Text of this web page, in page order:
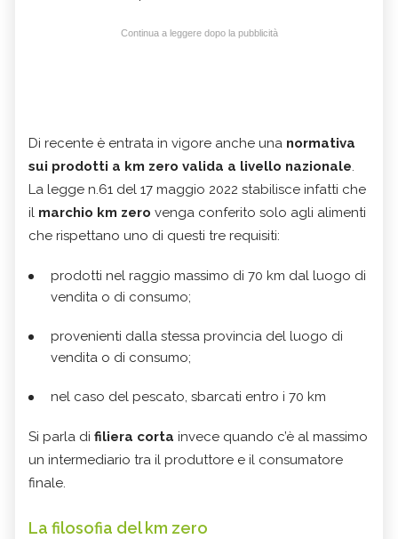
Continua a leggere dopo la pubblicità
Di recente è entrata in vigore anche una normativa
sui prodotti a km zero valida a livello nazionale.
La legge n.61 del 17 maggio 2022 stabilisce infatti che
il marchio km zero venga conferito solo agli alimenti
che rispettano uno di questi tre requisiti:
prodotti nel raggio massimo di 70 km dal luogo di
vendita o di consumo;
provenienti dalla stessa provincia del luogo di
vendita o di consumo;
nel caso del pescato, sbarcati entro i 70 km
Si parla di filiera corta invece quando c’è al massimo
un intermediario tra il produttore e il consumatore
finale.
La filosofia del km zero